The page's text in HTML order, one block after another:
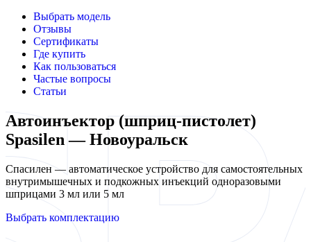
Выбрать модель
Отзывы
Сертификаты
Где купить
Как пользоваться
Частые вопросы
Статьи
Автоинъектор (шприц-пистолет)
Spasilen — Новоуральск
Спасилен — автоматическое устройство для самостоятельных
внутримышечных и подкожных инъекций одноразовыми
шприцами 3 мл или 5 мл
Выбрать комплектацию